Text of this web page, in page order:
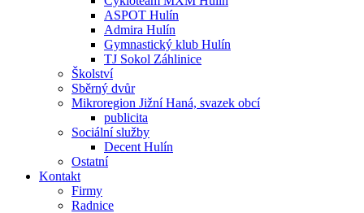
ASPOT Hulín
Admira Hulín
Gymnastický klub Hulín
TJ Sokol Záhlinice
Školství
Sběrný dvůr
Mikroregion Jižní Haná, svazek obcí
publicita
Sociální služby
Decent Hulín
Ostatní
Kontakt
Firmy
Radnice